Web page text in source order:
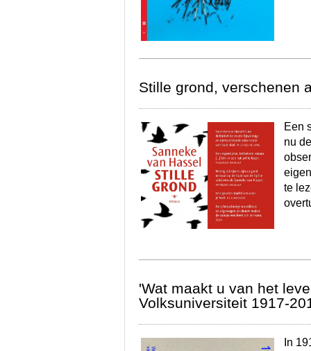
Stille grond, verschenen
Een
nu
te
'Wat maakt u van het
Volksuniversiteit 1917-
In